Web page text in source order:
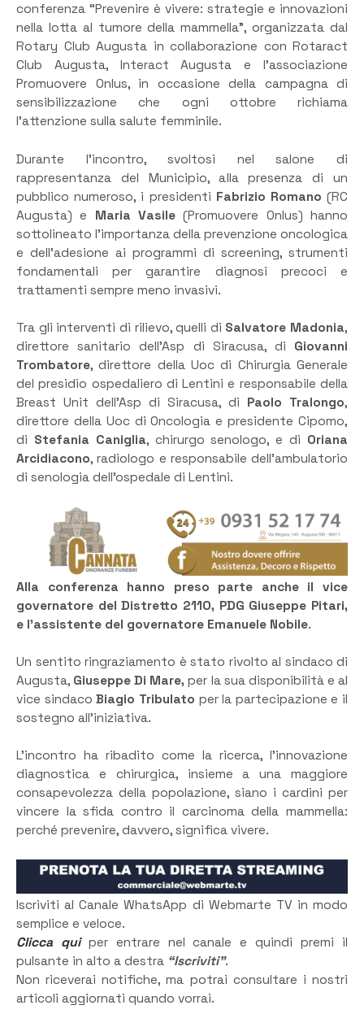
conferenza “Prevenire è vivere: strategie e innovazioni
nella lotta al tumore della mammella”, organizzata dal
Rotary Club Augusta in collaborazione con Rotaract
Club Augusta, Interact Augusta e l’associazione
Promuovere Onlus, in occasione della campagna di
sensibilizzazione che ogni ottobre richiama
l’attenzione sulla salute femminile.
Durante l’incontro, svoltosi nel salone di
rappresentanza del Municipio, alla presenza di un
pubblico numeroso, i presidenti Fabrizio Romano (RC
Augusta) e Maria Vasile (Promuovere Onlus) hanno
sottolineato l’importanza della prevenzione oncologica
e dell’adesione ai programmi di screening, strumenti
fondamentali per garantire diagnosi precoci e
trattamenti sempre meno invasivi.
Tra gli interventi di rilievo, quelli di Salvatore Madonia,
direttore sanitario dell’Asp di Siracusa, di Giovanni
Trombatore, direttore della Uoc di Chirurgia Generale
del presidio ospedaliero di Lentini e responsabile della
Breast Unit dell’Asp di Siracusa, di Paolo Tralongo,
direttore della Uoc di Oncologia e presidente Cipomo,
di Stefania Caniglia, chirurgo senologo, e di Oriana
Arcidiacono, radiologo e responsabile dell’ambulatorio
di senologia dell’ospedale di Lentini.
Alla conferenza hanno preso parte anche il vice
governatore del Distretto 2110, PDG Giuseppe Pitari,
e l’assistente del governatore Emanuele Nobile.
Un sentito ringraziamento è stato rivolto al sindaco di
Augusta, Giuseppe Di Mare, per la sua disponibilità e al
vice sindaco Biagio Tribulato per la partecipazione e il
sostegno all’iniziativa.
L’incontro ha ribadito come la ricerca, l’innovazione
diagnostica e chirurgica, insieme a una maggiore
consapevolezza della popolazione, siano i cardini per
vincere la sfida contro il carcinoma della mammella:
perché prevenire, davvero, significa vivere.
Iscriviti al Canale WhatsApp di Webmarte TV in modo
semplice e veloce.
Clicca quiper entrare nel canale e quindi premi il
pulsante in alto a destra “Iscriviti”.
Non riceverai notifiche, ma potrai consultare i nostri
articoli aggiornati quando vorrai.